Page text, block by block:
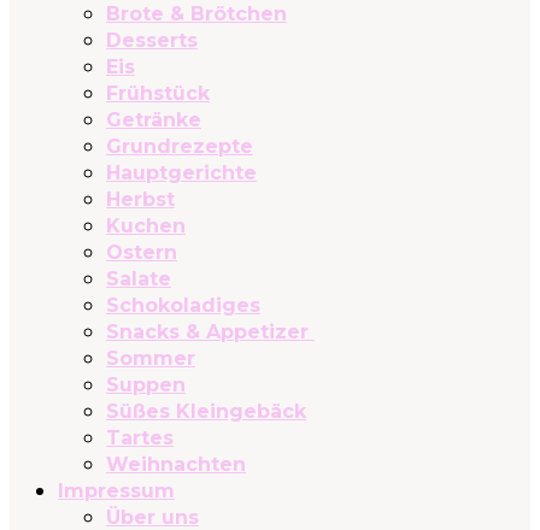
Brote & Brötchen
Desserts
Eis
Frühstück
Getränke
Grundrezepte
Hauptgerichte
Herbst
Kuchen
Ostern
Salate
Schokoladiges
Snacks & Appetizer
Sommer
Suppen
Süßes Kleingebäck
Tartes
Weihnachten
Impressum
Über uns